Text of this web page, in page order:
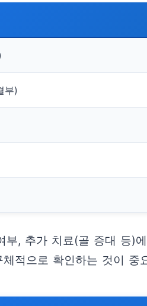
부)
, 추가 치료(골 증대 등)
적으로 확인하는 것이 중